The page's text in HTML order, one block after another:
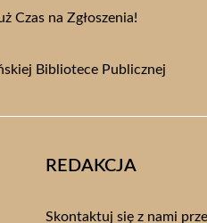
Czas na Zgłoszenia!
Bibliotece Publicznej
REDAKCJA
Skontaktuj się z nami